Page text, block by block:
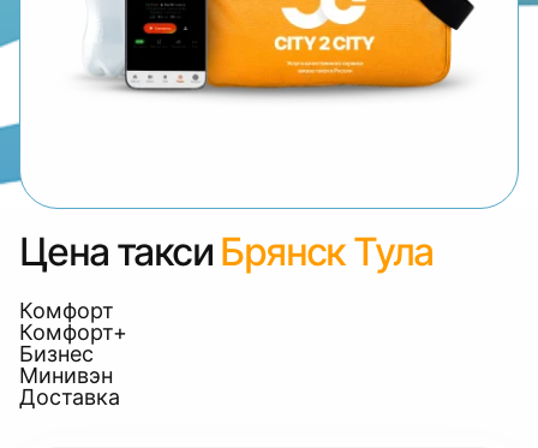
Цена такси Брянск Тула
Комфорт
Комфорт+
Бизнес
Минивэн
Доставка